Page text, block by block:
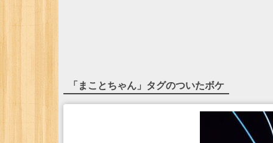
「 まことちゃん 」タグのついたボケ